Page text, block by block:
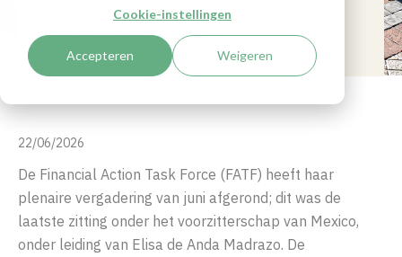
Cookie-instellingen
Accepteren Weigeren
van de AML-normen en het toezicht op
risicovolle rechtsgebieden.
22/06/2026
De Financial Action Task Force (FATF) heeft haar
plenaire vergadering van juni afgerond; dit was de
laatste zitting onder het voorzitterschap van Mexico,
onder leiding van Elisa de Anda Madrazo. De